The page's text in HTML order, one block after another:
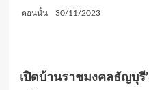
ตอนนั้น 30/11/2023
เปิดบ้านราชมงคลธัญบุรี